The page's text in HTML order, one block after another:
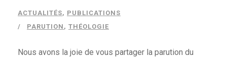
ACTUALITÉS, PUBLICATIONS
PARUTION , THÉOLOGIE
Nous avons la joie de vous partager la parution du